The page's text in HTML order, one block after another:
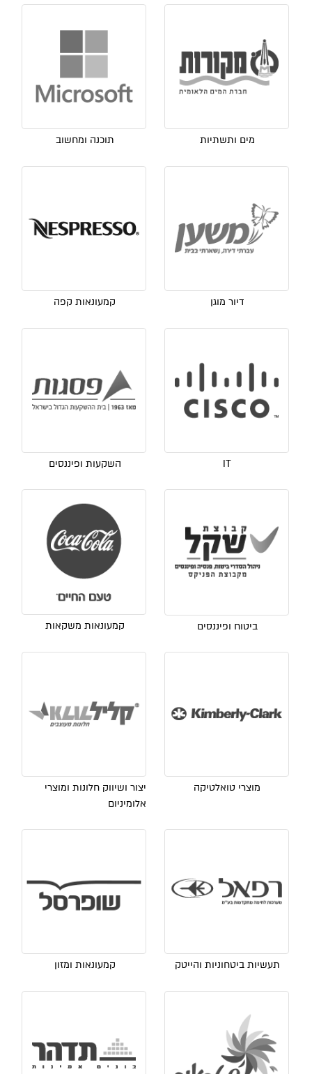
מים ותשתיות תוכנה ומחשוב
דיור מוגן קמעונאות קפה
IT השקעות ופיננסים
ביטוח ופיננסים קמעונאות משקאות
מוצרי טואלטיקה
יצור ושיווק חלונות ומוצרי
אלומיניום
תעשיות ביטחוניות והייטק קמעונאות ומזון